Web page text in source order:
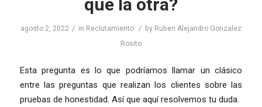
que la otra?
agosto 2, 2022 / in Reclutamiento / by Ruben Alejandro Gonzalez
Rosito
Esta pregunta es lo que podríamos llamar un clásico
entre las preguntas que realizan los clientes sobre las
pruebas de honestidad. Así que aquí resolvemos tu duda.